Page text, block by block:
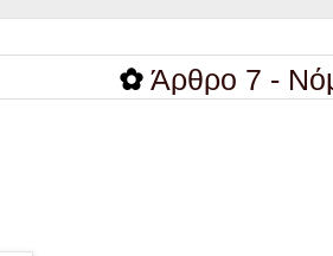
Άρθρο 7 - Νόμος